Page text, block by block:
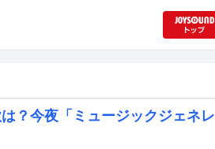
？今夜「ミュージックジェネレ